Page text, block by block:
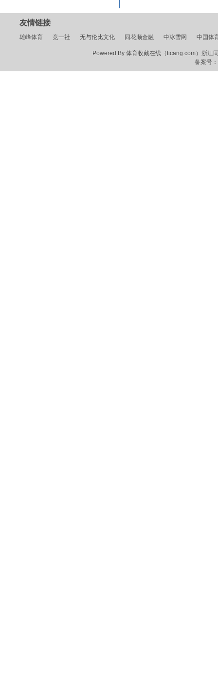
友情链接
雄峰体育 竞一社 无与伦比文化 同花顺金融 中冰雪网 中国体
Powered By 体育收藏在线（ticang.com）浙江
备案号：